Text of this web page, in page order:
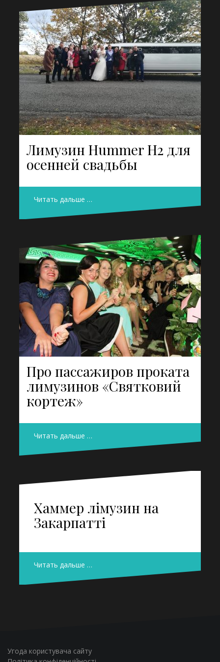
Лимузин Hummer H2 для
осенней свадьбы
Читать дальше …
Про пассажиров проката
лимузинов «Святковий
кортеж»
Читать дальше …
Хаммер лімузин на
Закарпатті
Читать дальше …
Угода користувача сайту